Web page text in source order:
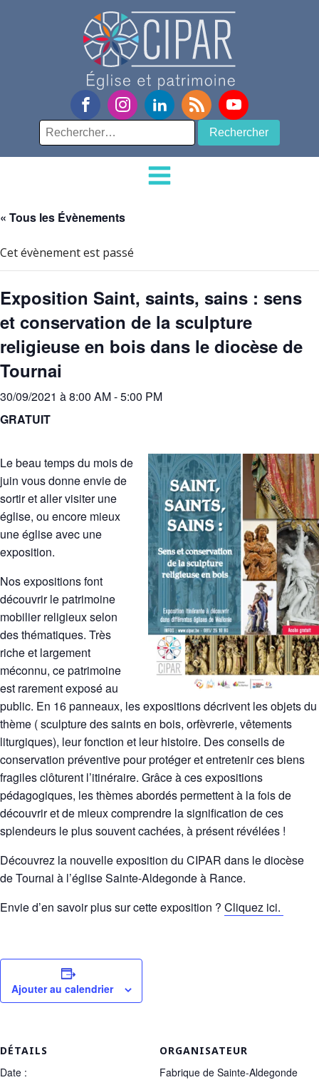
Rechercher :
« Tous les Évènements
Cet évènement est passé
Exposition Saint, saints, sains : sens
et conservation de la sculpture
religieuse en bois dans le diocèse de
Tournai
30/09/2021 à 8:00 AM-5:00 PM
GRATUIT
Le beau temps du mois de
juin vous donne envie de
sortir et aller visiter une
église, ou encore mieux
une église avec une
exposition.
Nos expositions font
découvrir le patrimoine
mobilier religieux selon
des thématiques. Très
riche et largement
méconnu, ce patrimoine
est rarement exposé au
public. En 16 panneaux, les expositions décrivent les objets du
thème ( sculpture des saints en bois, orfèvrerie, vêtements
liturgiques), leur fonction et leur histoire. Des conseils de
conservation préventive pour protéger et entretenir ces biens
fragiles clôturent l’itinéraire. Grâce à ces expositions
pédagogiques, les thèmes abordés permettent à la fois de
découvrir et de mieux comprendre la signification de ces
splendeurs le plus souvent cachées, à présent révélées !
Découvrez la nouvelle exposition du CIPAR dans le diocèse
de Tournai à l’église Sainte-Aldegonde à Rance.
Envie d’en savoir plus sur cette exposition ? Cliquez ici.
Ajouter au calendrier
DÉTAILS
Date :
ORGANISATEUR
Fabrique de Sainte-Aldegonde